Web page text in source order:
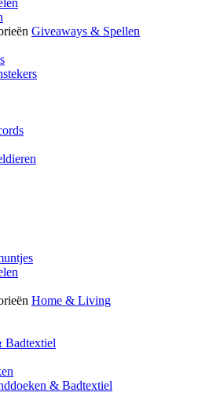
Giveaways & Spellen
Home & Living
Badtextiel
& Badtextiel